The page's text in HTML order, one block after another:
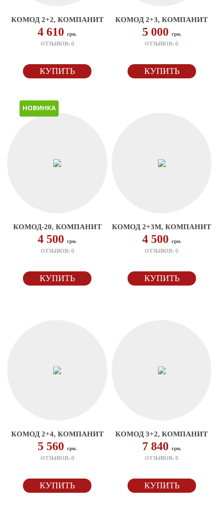
КОМОД 2+2, КОМПАНИТ
4 610грн.
ОТЗЫВОВ: 0
КУПИТЬ
КОМОД 2+3, КОМПАНИТ
5 000 грн.
ОТЗЫВОВ:0
КУПИТЬ
НОВИНКА
КОМОД-20, КОМПАНИТ
4 500грн.
ОТЗЫВОВ: 0
КУПИТЬ
КОМОД 2+3М, КОМПАНИТ
4 500 грн.
ОТЗЫВОВ:0
КУПИТЬ
КОМОД 2+4, КОМПАНИТ
5 560грн.
ОТЗЫВОВ: 0
КУПИТЬ
КОМОД 3+2, КОМПАНИТ
7 840 грн.
ОТЗЫВОВ:0
КУПИТЬ